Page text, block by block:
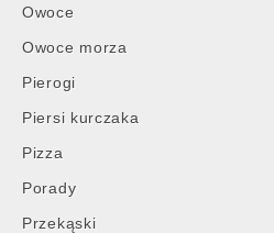
Owoce
Owoce morza
Pierogi
Piersi kurczaka
Pizza
Porady
Przekąski